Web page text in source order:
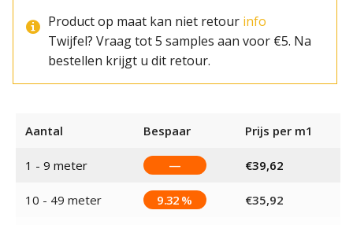
Product op maat kan niet retour info
Twijfel? Vraag tot 5 samples aan voor €5. Na
bestellen krijgt u dit retour.
Aantal Bespaar Prijs per m1
1 - 9 meter — €39,62
10 - 49 meter 9.32 % €35,92